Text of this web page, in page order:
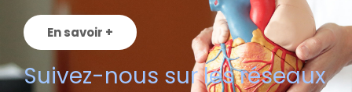
En savoir +
Suivez-nous sur les réseaux